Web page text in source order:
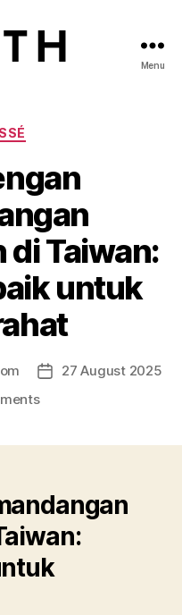
Menu
Taiwan:
untuk
Post27 August 2025
on
di
Taiwan:
Tempat
Terbaik
untuk